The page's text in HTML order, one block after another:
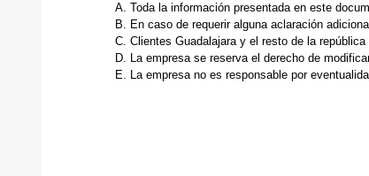
Toda la información presentada en este
En caso de requerir alguna aclaración
Clientes Guadalajara y el resto de la república
La empresa se reserva el derecho de
La empresa no es responsable por